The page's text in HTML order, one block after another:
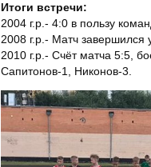
Итоги встречи:
2004 г.р.- 4:0 в пользу
2008 г.р.- Матч завершился
2010 г.р.- Счёт матча 5:5,
Сапитонов-1, Никонов-3.